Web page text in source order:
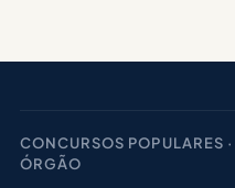
CONCURSOS POPULARES
ÓRGÃO